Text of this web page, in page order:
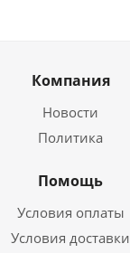
Компания
Новости
Политика
Помощь
Условия оплаты
Условия доставки